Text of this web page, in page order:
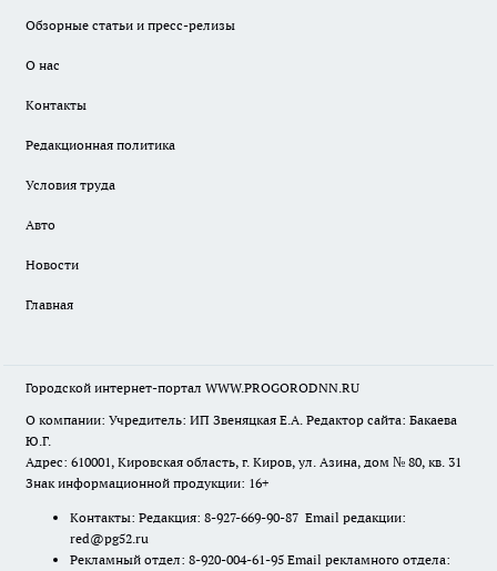
Обзорные статьи и пресс-релизы
О нас
Контакты
Редакционная политика
Условия труда
Авто
Новости
Главная
Городской интернет-портал WWW.PROGORODNN.RU
О компании: Учредитель: ИП Звеняцкая Е.А. Редактор сайта: Бакаева
Ю.Г.
Адрес: 610001, Кировская область, г. Киров, ул. Азина, дом № 80, кв. 31
Знак информационной продукции: 16+
Контакты: Редакция: 8-927-669-90-87 Email редакции:
red@pg52.ru
Рекламный отдел: 8-920-004-61-95 Email рекламного отдела: